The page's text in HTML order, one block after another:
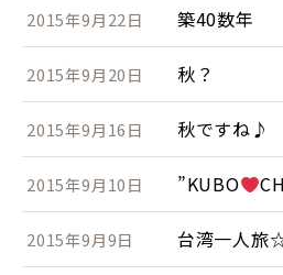
2015年9月22日 築40数年
2015年9月20日 秋？
2015年9月16日 秋ですね♪
2015年9月10日 ”KUBO
2015年9月9日 台湾一人旅